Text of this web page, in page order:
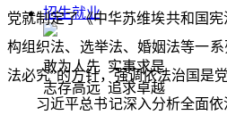
招生就业
敢为人先 实事求是
志存高远 追求卓越
党就制定了《中华苏维埃共和国
构组织法、选举法、婚姻法等一
法必究”的方针，强调依法治国是
习近平总书记深入分析全面